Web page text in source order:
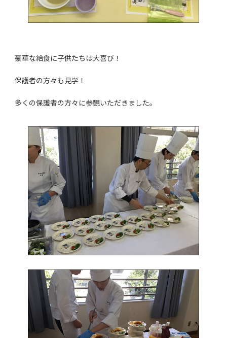
豪華な給食に子供たちは大喜び！
保護者の方々も見学！
多くの保護者の方々に参観いただきました。